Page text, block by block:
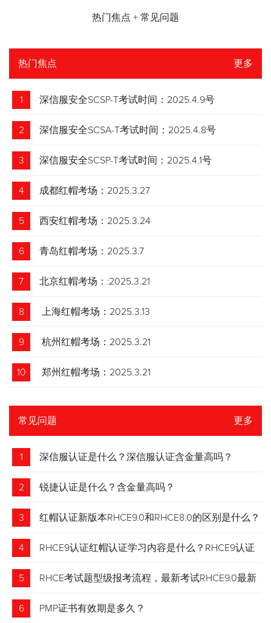
热门焦点 + 常见问题
热门焦点 更多
1 深信服安全SCSP-T考试时间：2025.4.9号
2 深信服安全SCSA-T考试时间：2025.4.8号
3 深信服安全SCSP-T考试时间：2025.4.1号
4 成都红帽考场：2025.3.27
5 西安红帽考场：2025.3.24
6 青岛红帽考场：2025.3.7
7 北京红帽考场：:2025.3.21
8 上海红帽考场：2025.3.13
9 杭州红帽考场：2025.3.21
10 郑州红帽考场：2025.3.21
常见问题 更多
1 深信服认证是什么？深信服认证含金量高吗？
2 锐捷认证是什么？含金量高吗？
3 红帽认证新版本RHCE9.0和RHCE8.0的区别是什么？
4 RHCE9认证红帽认证学习内容是什么？RHCE9认证
介绍
5 RHCE考试题型级报考流程，最新考试RHCE9.0最新
考试 变化请悉知
6 PMP证书有效期是多久？